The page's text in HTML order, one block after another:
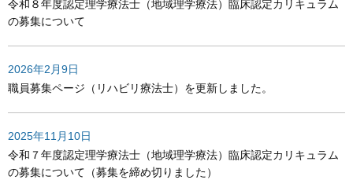
令和８年度認定理学療法士（地域理学療法）臨床認定カリキュラム
の募集について
2026年2月9日
職員募集ページ（リハビリ療法士）を更新しました。
2025年11月10日
令和７年度認定理学療法士（地域理学療法）臨床認定カリキュラム
の募集について（募集を締め切りました）